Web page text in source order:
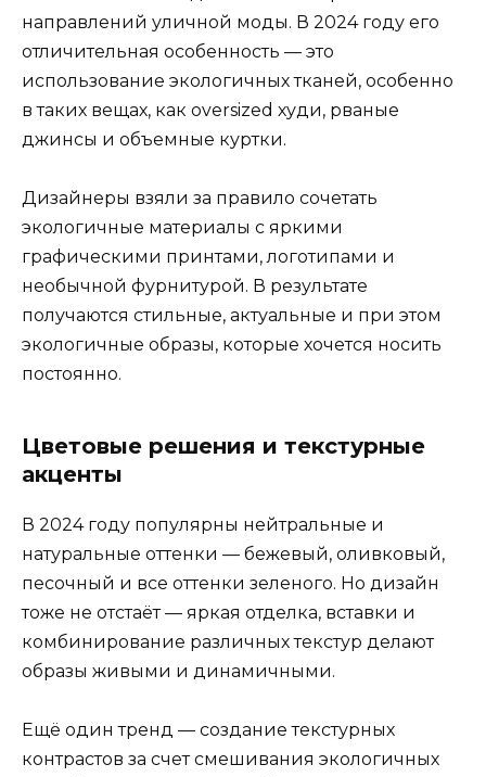
направлений уличной моды. В 2024 году его
отличительная особенность — это
использование экологичных тканей, особенно
в таких вещах, как oversized худи, рваные
джинсы и объемные куртки.
Дизайнеры взяли за правило сочетать
экологичные материалы с яркими
графическими принтами, логотипами и
необычной фурнитурой. В результате
получаются стильные, актуальные и при этом
экологичные образы, которые хочется носить
постоянно.
Цветовые решения и текстурные
акценты
В 2024 году популярны нейтральные и
натуральные оттенки — бежевый, оливковый,
песочный и все оттенки зеленого. Но дизайн
тоже не отстаёт — яркая отделка, вставки и
комбинирование различных текстур делают
образы живыми и динамичными.
Ещё один тренд — создание текстурных
контрастов за счет смешивания экологичных